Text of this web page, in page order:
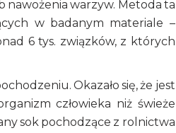
nawożenia warzyw. Metoda ta
w badanym materiale –
6 tys. związków, z których
Okazało się, że jest
człowieka niż świeże
sok pochodzące z rolnictwa